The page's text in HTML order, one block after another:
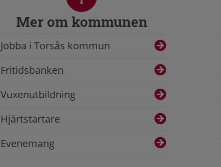
Mer om kommunen
Jobba i Torsås kommun
Fritidsbanken
Vuxenutbildning
Hjärtstartare
Evenemang